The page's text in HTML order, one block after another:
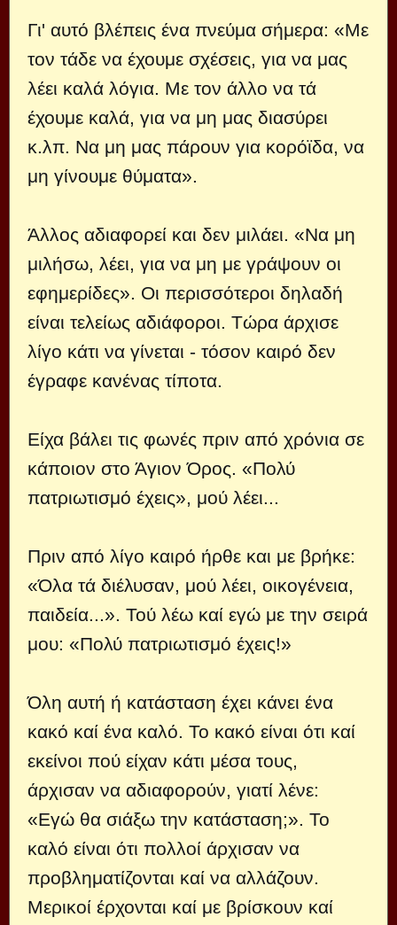
Γι' αυτό βλέπεις ένα πνεύμα σήμερα: «Με
τον τάδε να έχουμε σχέσεις, για να μας
λέει καλά λόγια. Με τον άλλο να τά
έχουμε καλά, για να μη μας διασύρει
κ.λπ. Να μη μας πάρουν για κορόϊδα, να
μη γίνουμε θύματα».
Άλλος αδιαφορεί και δεν μιλάει. «Να μη
μιλήσω, λέει, για να μη με γράψουν οι
εφημερίδες». Οι περισσότεροι δηλαδή
είναι τελείως αδιάφοροι. Τώρα άρχισε
λίγο κάτι να γίνεται - τόσον καιρό δεν
έγραφε κανένας τίποτα.
Είχα βάλει τις φωνές πριν από χρόνια σε
κάποιον στο Άγιον Όρος. «Πολύ
πατριωτισμό έχεις», μού λέει...
Πριν από λίγο καιρό ήρθε και με βρήκε:
«Όλα τά διέλυσαν, μού λέει, οικογένεια,
παιδεία...». Τού λέω καί εγώ με την σειρά
μου: «Πολύ πατριωτισμό έχεις!»
Όλη αυτή ή κατάσταση έχει κάνει ένα
κακό καί ένα καλό. Το κακό είναι ότι καί
εκείνοι πού είχαν κάτι μέσα τους,
άρχισαν να αδιαφορούν, γιατί λένε:
«Εγώ θα σιάξω την κατάσταση;». Το
καλό είναι ότι πολλοί άρχισαν να
προβληματίζονται καί να αλλάζουν.
Μερικοί έρχονται καί με βρίσκουν καί